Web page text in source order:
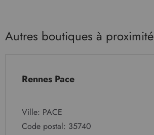
Autres boutiques à proximité
Rennes Pace
Ville: PACE
Code postal: 35740